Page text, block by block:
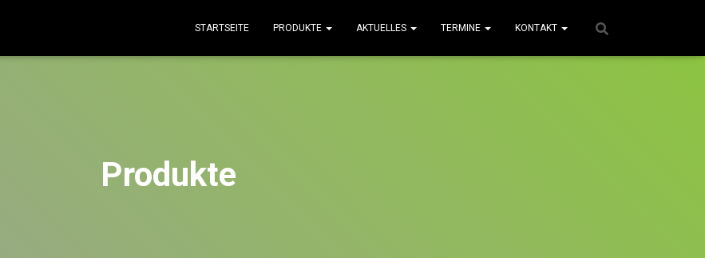
STARTSEITE PRODUKTE AKTUELLES TERMINE KONTAKT
Produkte